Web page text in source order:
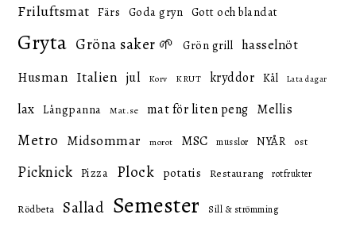
Friluftsmat Färs Goda gryn Gott och blandat
Gryta Gröna saker 🌱 Grön grill hasselnöt
Husman Italien jul Korv KRUT kryddor Kål Lata dagar
lax Långpanna Mat.se mat för liten peng Mellis
Metro Midsommar morot MSC musslor NYÅR ost
Picknick Pizza Plock potatis Restaurang rotfrukter
Rödbeta Sallad Semester Sill & strömming